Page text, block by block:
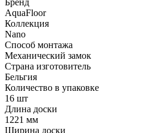
AquaFloor
Коллекция
Nano
Способ монтажа
Механический замок
Страна изготовитель
Бельгия
Количество в упаковке
16 шт
Длина доски
1221 мм
Ширина доски